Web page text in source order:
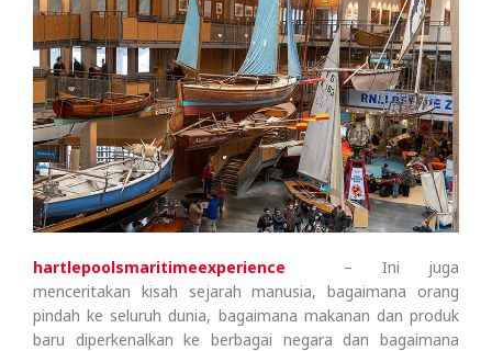
hartlepoolsmaritimeexperience – Ini juga
menceritakan kisah sejarah manusia, bagaimana orang
pindah ke seluruh dunia, bagaimana makanan dan produk
baru diperkenalkan ke berbagai negara dan bagaimana